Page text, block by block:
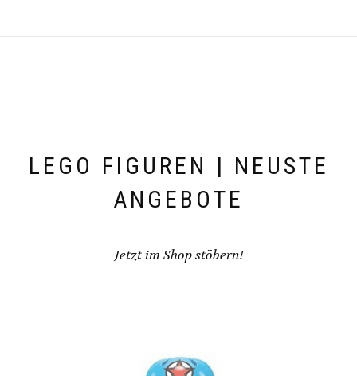
LEGO FIGUREN | NEUSTE
ANGEBOTE
Jetzt im Shop stöbern!